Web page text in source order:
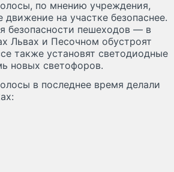
по мнению учреждения,
на участке безопаснее.
безопасности пешеходов — в
Львах и Песочном обустроят
также установят светодиодные
новых светофоров.
в последнее время делали